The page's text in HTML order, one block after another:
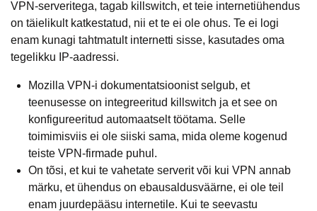
VPN-serveritega, tagab killswitch, et teie internetiühendus
on täielikult katkestatud, nii et te ei ole ohus. Te ei logi
enam kunagi tahtmatult internetti sisse, kasutades oma
tegelikku IP-aadressi.
Mozilla VPN-i dokumentatsioonist selgub, et
teenusesse on integreeritud killswitch ja et see on
konfigureeritud automaatselt töötama. Selle
toimimisviis ei ole siiski sama, mida oleme kogenud
teiste VPN-firmade puhul.
On tõsi, et kui te vahetate serverit või kui VPN annab
märku, et ühendus on ebausaldusväärne, ei ole teil
enam juurdepääsu internetile. Kui te seevastu